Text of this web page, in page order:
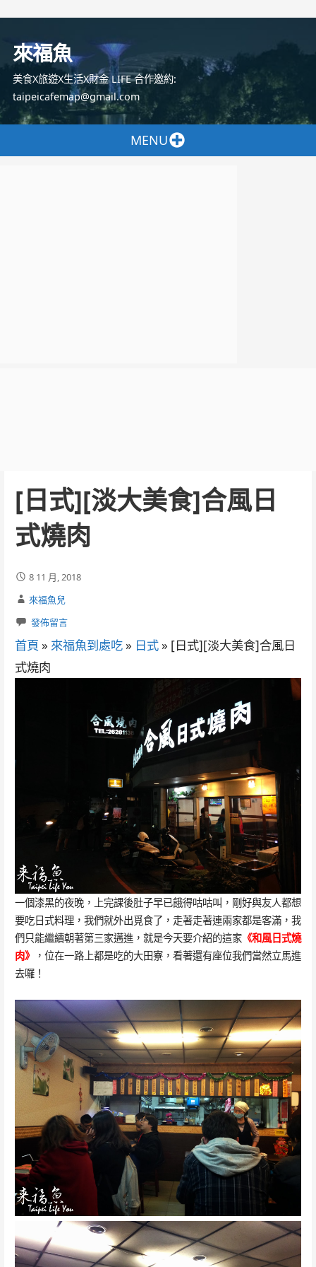
容
來福魚
美食X旅遊X生活X財金 LIFE 合作邀約:
taipeicafemap@gmail.com
MENU
[日式][淡大美食]合風日
式燒肉
8 11 月, 2018
來福魚兒
發佈留言
首頁 » 來福魚到處吃» 日式» [日式][淡大美食]合風日
式燒肉
一個漆黑的夜晚，上完課後肚子早已餓得咕咕叫，剛好與友人都想
要吃日式料理，我們就外出覓食了，走著走著連兩家都是客滿，我
們只能繼續朝著第三家邁進，就是今天要介紹的這家《和風日式燒
肉》 ，位在一路上都是吃的大田寮，看著還有座位我們當然立馬進
去囉！